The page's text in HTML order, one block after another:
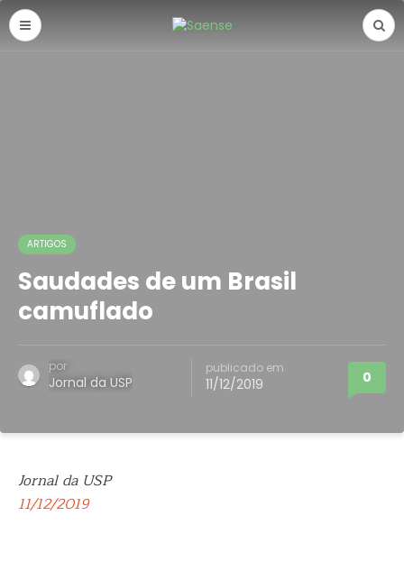
ARTIGOS
Saudades de um Brasil
camuflado
por
Jornal da USP
publicado em
11/12/2019 0
Jornal da USP
11/12/2019